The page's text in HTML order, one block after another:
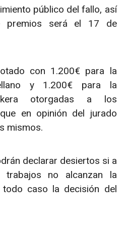
público del fallo, así
premios será el 17 de
con 1.200€ para la
y 1.200€ para la
otorgadas a los
en opinión del jurado
mismos.
declarar desiertos si a
no alcanzan la
todo caso la decisión del